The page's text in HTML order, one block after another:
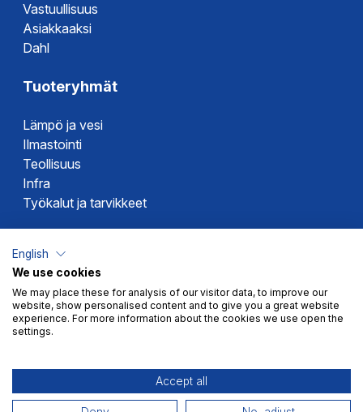
Vastuullisuus
Asiakkaaksi
Dahl
Tuoteryhmät
Lämpö ja vesi
Ilmastointi
Teollisuus
Infra
Työkalut ja tarvikkeet
Altech
Alterna
Novipro
Votec
English
We use cookies
We may place these for analysis of our visitor data, to improve our
website, show personalised content and to give you a great website
experience. For more information about the cookies we use open the
settings.
Accept all